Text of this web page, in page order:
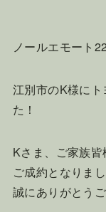
ノールエモート
江別市のK様に
た！
Kさま、ご家族
ご成約となりまし
誠にありがとう